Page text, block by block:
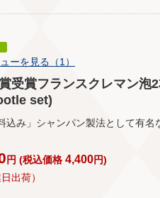
ーを見る（1）
賞受賞フランスクレマン
set)
込み」シャンパン製法として有
円 (税込価格 4,400円)
出荷）